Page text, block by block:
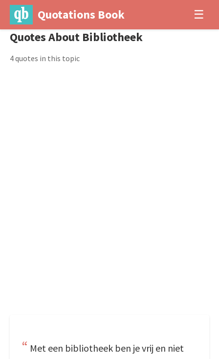
Quotations Book ☰
Quotes About Bibliotheek
4 quotes in this topic
Met een bibliotheek ben je vrij en niet